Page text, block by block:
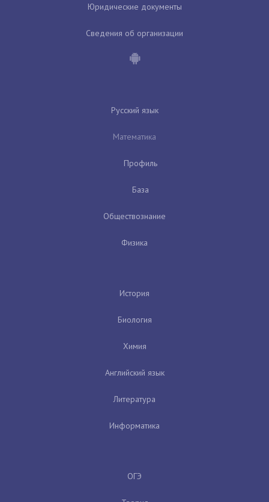
Юридические документы
Сведения об организации
Русский язык
Математика
Профиль
База
Обществознание
Физика
История
Биология
Химия
Английский язык
Литература
Информатика
ОГЭ